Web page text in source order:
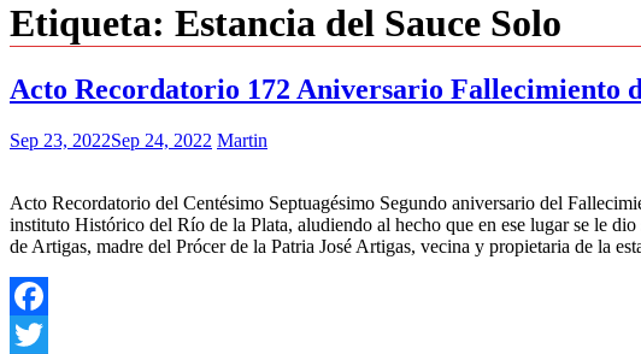
Etiqueta: Estancia del Sauce Solo
Acto Recordatorio 172 Aniversario Fallecimiento
Sep 23, 2022Sep 24, 2022 Martin
Acto Recordatorio del Centésimo Septuagésimo Segundo aniversario del
instituto Histórico del Río de la Plata, aludiendo al hecho que en ese lugar se le
de Artigas, madre del Prócer de la Patria José Artigas, vecina y propietaria de la
Facebook